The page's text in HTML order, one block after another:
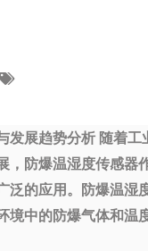
发展趋势分析 随着工
，防爆温湿度传感器
泛的应用。防爆温湿
境中的防爆气体和温